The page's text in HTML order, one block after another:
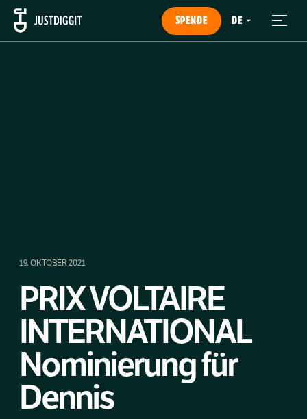
SPENDE
19. OKTOBER 2021
PRIX VOLTAIRE
INTERNATIONAL
Nominierung für
Dennis